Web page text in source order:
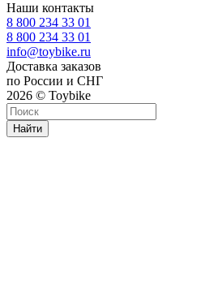
Наши контакты
8 800 234 33 01
8 800 234 33 01
info@toybike.ru
Доставка заказов
по России и СНГ
2026 © Toybike
Найти